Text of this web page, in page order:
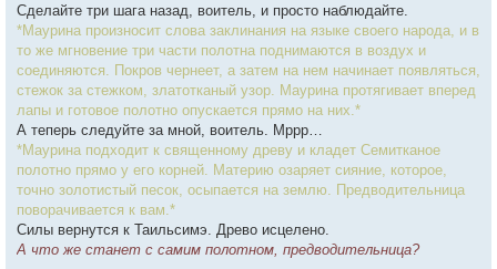
Сделайте три шага назад, воитель, и просто наблюдайте.
*Маурина произносит слова заклинания на языке своего народа, и в
то же мгновение три части полотна поднимаются в воздух и
соединяются. Покров чернеет, а затем на нем начинает появляться,
стежок за стежком, златотканый узор. Маурина протягивает вперед
лапы и готовое полотно опускается прямо на них.*
А теперь следуйте за мной, воитель. Мррр…
*Маурина подходит к священному древу и кладет Семитканое
полотно прямо у его корней. Материю озаряет сияние, которое,
точно золотистый песок, осыпается на землю. Предводительница
поворачивается к вам.*
Силы вернутся к Таильсимэ. Древо исцелено.
А что же станет с самим полотном, предводительница?